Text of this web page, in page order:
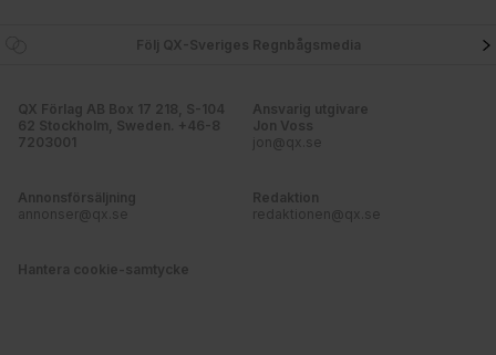
Följ QX-Sveriges Regnbågsmedia
QX Förlag AB Box 17 218, S-104
62 Stockholm, Sweden. +46-8
7203001
Ansvarig utgivare
Jon Voss
jon@qx.se
Annonsförsäljning
annonser@qx.se
Redaktion
redaktionen@qx.se
Hantera cookie-samtycke